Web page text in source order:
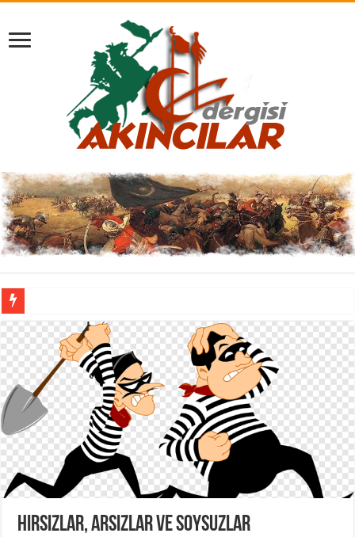
HIRSIZLAR, ARSIZLAR VE SOYSUZLAR